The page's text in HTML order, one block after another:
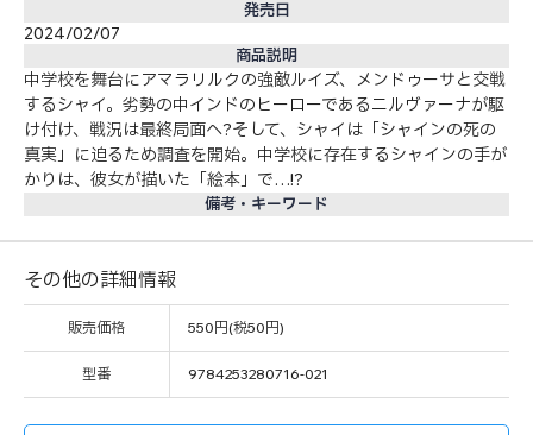
発売日
2024/02/07
商品説明
中学校を舞台にアマラリルクの強敵ルイズ、メンドゥーサと交戦
するシャイ。劣勢の中インドのヒーローであるニルヴァーナが駆
け付け、戦況は最終局面へ?そして、シャイは「シャインの死の
真実」に迫るため調査を開始。中学校に存在するシャインの手が
かりは、彼女が描いた「絵本」で…!?
備考・キーワード
その他の詳細情報
販売価格 550円(税50円)
型番 9784253280716-021